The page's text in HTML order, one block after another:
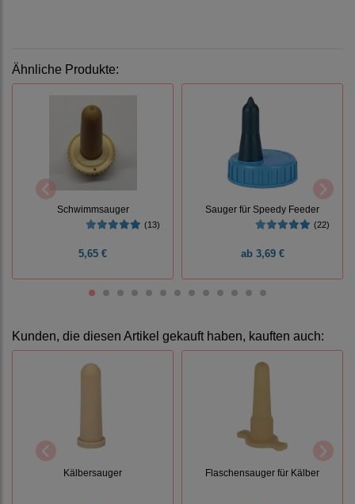
Ähnliche Produkte:
Schwimmsauger
(13)
5,65 €
Sauger für Speedy Feeder
(22)
ab3,69 €
Kunden, die diesen Artikel gekauft haben, kauften auch:
Kälbersauger Flaschensauger für Kälber